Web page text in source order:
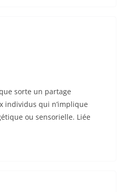
sorte un partage
individus qui n’implique
ou sensorielle. Liée